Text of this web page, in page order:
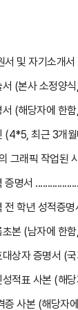
서 및 자기소개
(본사 소정양
(해당자에 한
(4*5, 최근 3개
그래픽 작업된
증명서
전 학년 성적증
본 (남자에 한
상자 증명서 (
적표 사본 (해
증 사본 (해당자